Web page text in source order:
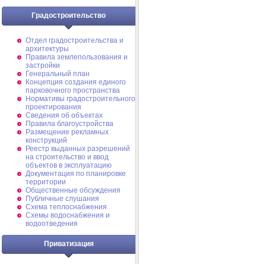
Градостроительство
Отдел градостроительства и
архитектуры
Правила землепользования и
застройки
Генеральный план
Концепция создания единого
парковочного пространства
Нормативы градостроительного
проектирования
Сведения об объектах
Правила благоустройства
Размещение рекламных
конструкций
Реестр выданных разрешений
на строительство и ввод
объектов в эксплуатацию
Документация по планировке
территории
Общественные обсуждения
Публичные слушания
Схема теплоснабжения
Схемы водоснабжения и
водоотведения
Приватизация